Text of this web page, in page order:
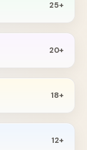
25+
20+
18+
12+